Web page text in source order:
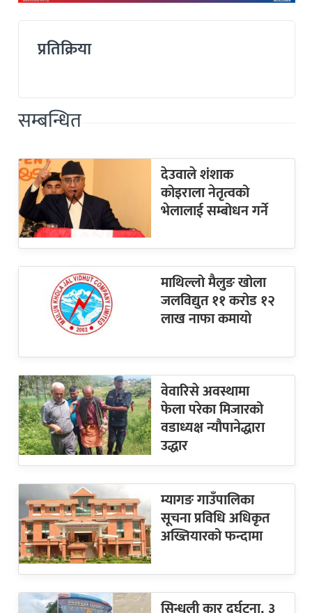
प्रतिक्रिया
सम्बन्धित
देउवाले शंशाक
कोइराला नेतृत्वको
भेलालाई सम्बोधन गर्ने
माथिल्लो मैलुङ खोला
जलविद्युत ११ करोड १२
लाख नाफा कमायाे
वेवारिसे अवस्थामा
फेला परेका मिजारको
वडाध्यक्ष न्यौपानेद्धारा
उद्धार
म्यागङ गाउँपालिका
सूचना प्रविधि अधिकृत
अख्तियारको फन्दामा